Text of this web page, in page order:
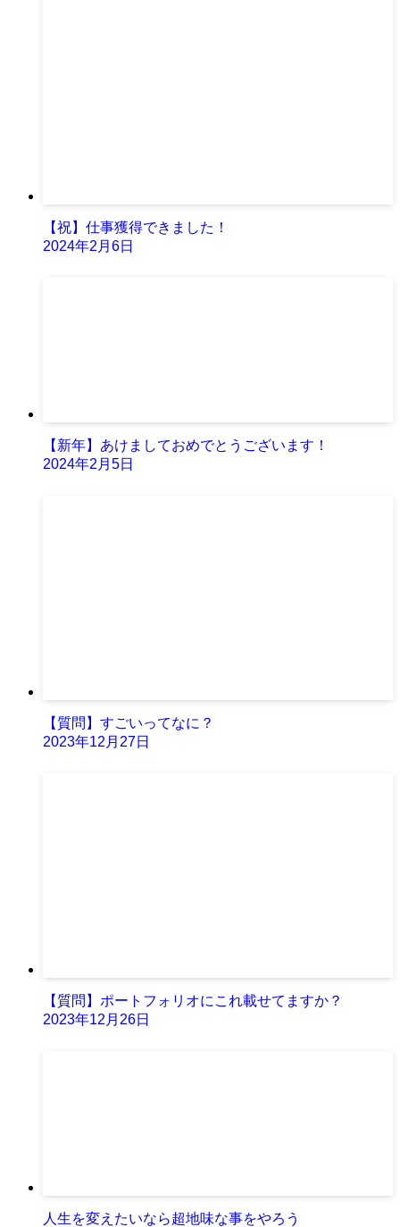
【祝】仕事獲得できました！
2024年2月6日
【新年】あけましておめでとうございます！
2024年2月5日
【質問】すごいってなに？
2023年12月27日
【質問】ポートフォリオにこれ載せてますか？
2023年12月26日
人生を変えたいなら超地味な事をやろう